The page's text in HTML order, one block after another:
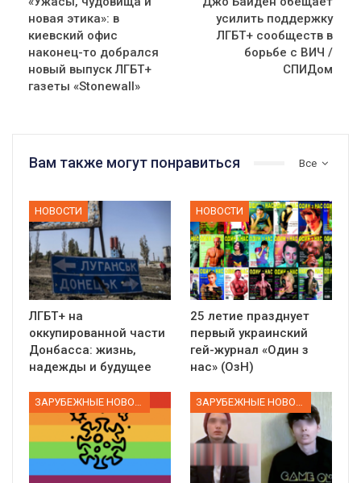
новая этика»: в
киевский офис
наконец-то добрался
новый выпуск ЛГБТ+
газеты «Stonewall»
усилить поддержку
ЛГБТ+ сообществ в
борьбе с ВИЧ /
СПИДом
Все
Вам также могут понравиться
НОВОСТИ
ЛГБТ+ на
оккупированной части
Донбасса: жизнь,
надежды и будущее
НОВОСТИ
25 летие празднует
первый украинский
гей-журнал «Один з
нас» (ОзН)
ЗАРУБЕЖНЫЕ НОВОСТИ ЗАРУБЕЖНЫЕ НОВОСТИ